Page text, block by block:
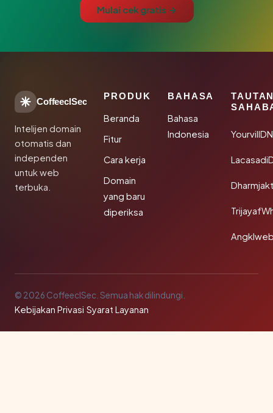
Mulai cek gratis →
CoffeeclSec
Intelijen domain
otomatis dan
independen
untuk web
terbuka.
PRODUK
Beranda
Fitur
Cara kerja
Domain
yang baru
diperiksa
BAHASA
Bahasa
Indonesia
© 2026 CoffeeclSec. Semua hak dilindungi.
Kebijakan Privasi·Syarat Layanan